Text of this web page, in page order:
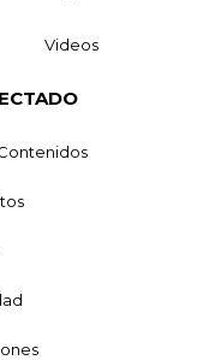
Videos